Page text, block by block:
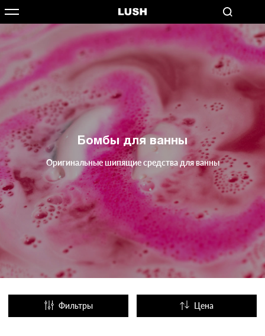
Бомбы для ванны
Оригинальные шипящие средства для ванны
Фильтры Цена